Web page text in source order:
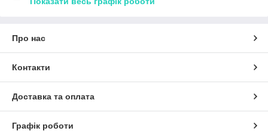
Про нас
Контакти
Доставка та оплата
Графік роботи